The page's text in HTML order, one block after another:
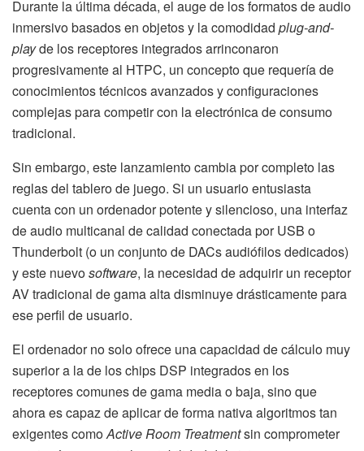
Durante la última década, el auge de los formatos de audio
inmersivo basados en objetos y la comodidad plug-and-
playde los receptores integrados arrinconaron
progresivamente al HTPC, un concepto que requería de
conocimientos técnicos avanzados y configuraciones
complejas para competir con la electrónica de consumo
tradicional.
Sin embargo, este lanzamiento cambia por completo las
reglas del tablero de juego. Si un usuario entusiasta
cuenta con un ordenador potente y silencioso, una interfaz
de audio multicanal de calidad conectada por USB o
Thunderbolt (o un conjunto de DACs audiófilos dedicados)
y este nuevosoftware, la necesidad de adquirir un receptor
AV tradicional de gama alta disminuye drásticamente para
ese perfil de usuario.
El ordenador no solo ofrece una capacidad de cálculo muy
superior a la de los chips DSP integrados en los
receptores comunes de gama media o baja, sino que
ahora es capaz de aplicar de forma nativa algoritmos tan
exigentes comoActive Room Treatmentsin comprometer